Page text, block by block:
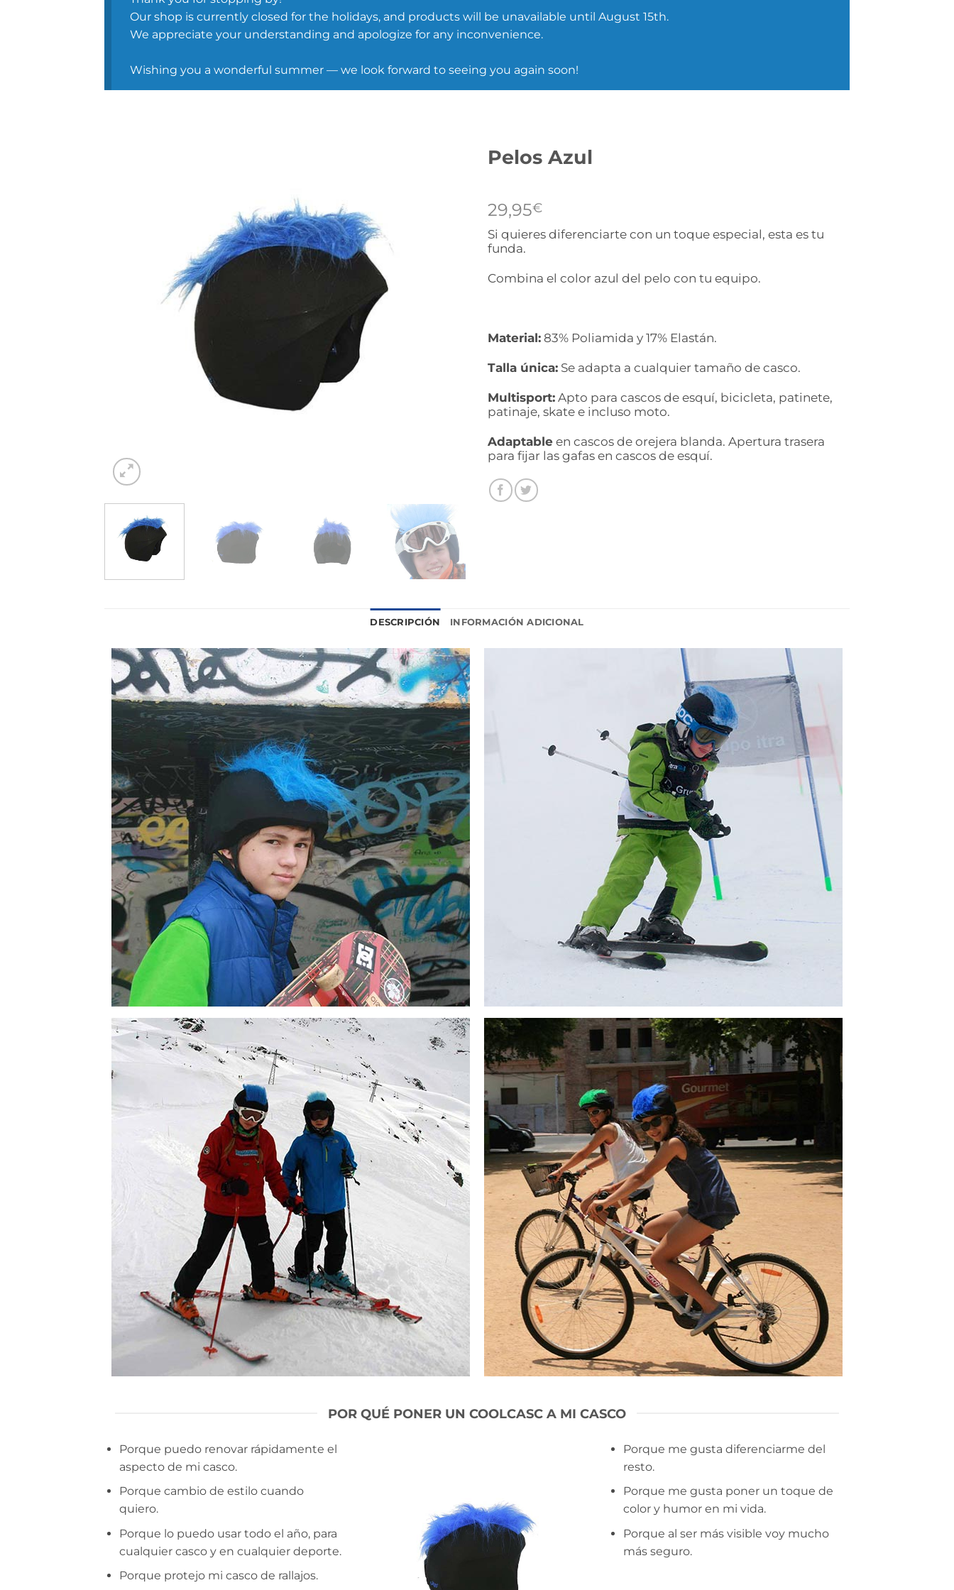
Our shop is currently closed for the holidays, and products will be unavailable until August 15th.
We appreciate your understanding and apologize for any inconvenience.
Wishing you a wonderful summer — we look forward to seeing you again soon!
Pelos Azul
29,95€
Si quieres diferenciarte con un toque especial, esta es tu
funda.
Combina el color azul del pelo con tu equipo.
Material: 83% Poliamida y 17% Elastán.
Talla única: Se adapta a cualquier tamaño de casco.
Multisport: Apto para cascos de esquí, bicicleta, patinete,
patinaje, skate e incluso moto.
Adaptable en cascos de orejera blanda. Apertura trasera
para fijar las gafas en cascos de esquí.
DESCRIPCIÓN INFORMACIÓN ADICIONAL
POR QUÉ PONER UN COOLCASC A MI CASCO
Porque puedo renovar rápidamente el
aspecto de mi casco.
Porque cambio de estilo cuando
quiero.
Porque lo puedo usar todo el año, para
cualquier casco y en cualquier deporte.
Porque protejo mi casco de rallajos.
Porque me gusta diferenciarme del
resto.
Porque me gusta poner un toque de
color y humor en mi vida.
Porque al ser más visible voy mucho
más seguro.